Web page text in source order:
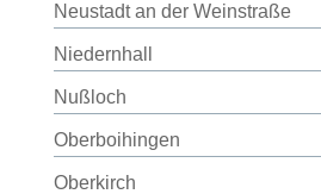
Neustadt an der Weinstraße
Niedernhall
Nußloch
Oberboihingen
Oberkirch